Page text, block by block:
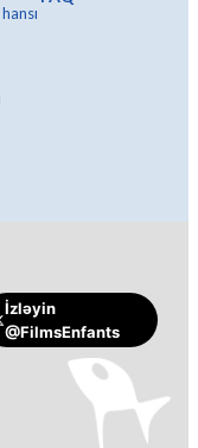
İzləyin
@FilmsEnfants